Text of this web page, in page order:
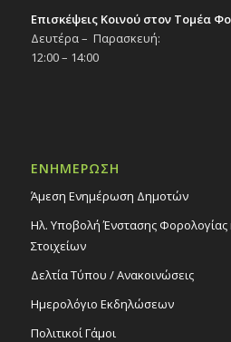
Επισκέψεις Κοινού στον Τομέα
Δευτέρα – Παρασκευή:
12:00 – 14:00
ΕΝΗΜΕΡΩΣΗ
Άμεση Ενημέρωση Δημοτών
Ηλ. Υποβολή Ένστασης
Στοιχείων
Δελτία Τύπου / Ανακοινώσεις
Ημερολόγιο Εκδηλώσεων
Πολιτικοί Γάμοι